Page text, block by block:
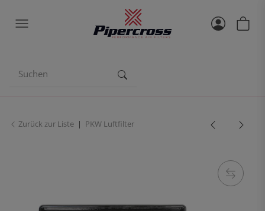
Zurück zur Liste PKW Luftfilter